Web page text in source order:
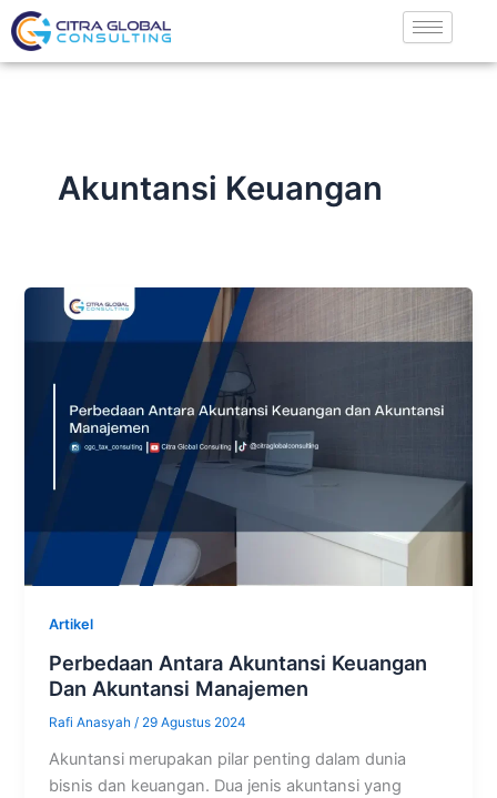
Lewati
ke
konten
Akuntansi Keuangan
Artikel
Perbedaan Antara Akuntansi Keuangan
Dan Akuntansi Manajemen
Rafi Anasyah/ 29 Agustus 2024
Akuntansi merupakan pilar penting dalam dunia
bisnis dan keuangan. Dua jenis akuntansi yang